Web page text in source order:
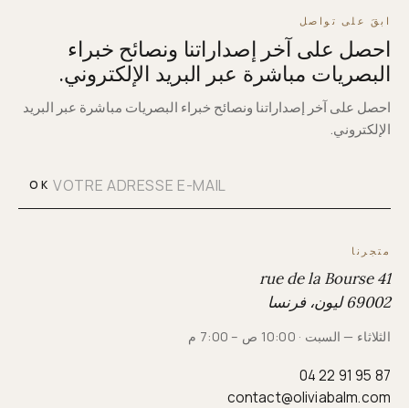
ابقَ على تواصل
احصل على آخر إصداراتنا ونصائح خبراء
البصريات مباشرة عبر البريد الإلكتروني.
احصل على آخر إصداراتنا ونصائح خبراء البصريات مباشرة عبر البريد
الإلكتروني.
OK
متجرنا
41 rue de la Bourse
69002 ليون، فرنسا
الثلاثاء — السبت · 10:00 ص – 7:00 م
04 22 91 95 87
contact@oliviabalm.com